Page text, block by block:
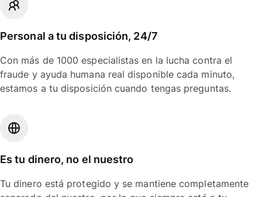
Personal a tu disposición, 24/7
Con más de 1000 especialistas en la lucha contra el
fraude y ayuda humana real disponible cada minuto,
estamos a tu disposición cuando tengas preguntas.
Es tu dinero, no el nuestro
Tu dinero está protegido y se mantiene completamente